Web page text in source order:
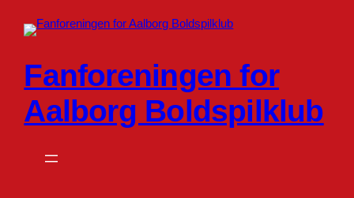
Fanforeningen for
Aalborg Boldspilklub